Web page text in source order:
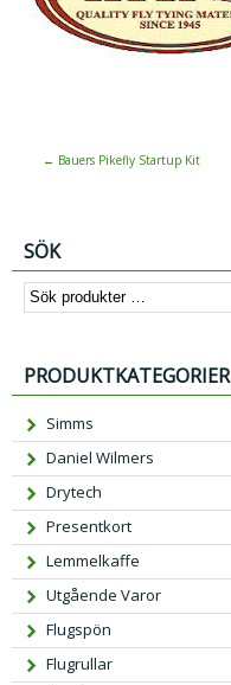
← Bauers Pikefly Startup Kit
SÖK
PRODUKTKATEGORIER
Simms
Daniel Wilmers
Drytech
Presentkort
Lemmelkaffe
Utgående Varor
Flugspön
Flugrullar